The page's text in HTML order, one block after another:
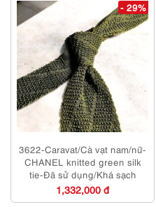
- 29%
3622-Caravat/Cà vạt nam/nữ-
CHANEL knitted green silk
tie-Đã sử dụng/Khá sạch
1,332,000 đ